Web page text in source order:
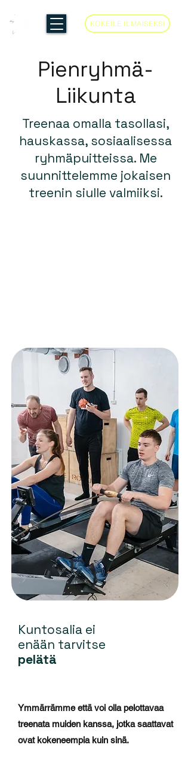
KOKEILE ILMAISEKSI
Pienryhmä-
Liikunta
Treenaa omalla tasollasi,
hauskassa, sosiaalisessa
ryhmäpuitteissa. Me
suunnittelemme jokaisen
treenin siulle valmiiksi.
Kuntosalia ei
enään tarvitse
pelätä
Ymmärrämme että voi olla pelottavaa
treenata muiden kanssa, jotka saattavat
ovat kokeneempia kuin sinä.